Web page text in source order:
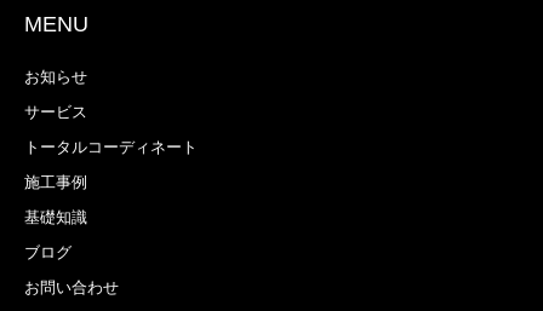
MENU
お知らせ
サービス
トータルコーディネート
施工事例
基礎知識
ブログ
お問い合わせ